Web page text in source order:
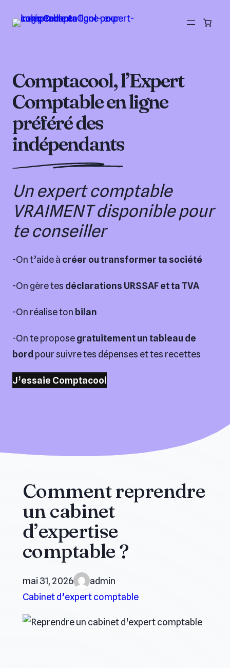
Comptacool, l’Expert
Comptable en ligne
préféré des
indépendants
Un expert comptable
VRAIMENT disponible pour
te conseiller
-On t’aide à créer ou transformer ta société
-On gère tes déclarations URSSAF et ta TVA
-On réalise ton bilan
-On te proposegratuitement un tableau de
bord pour suivre tes dépenses et tes recettes
J’essaie Comptacool
Comment reprendre
un cabinet
d’expertise
comptable ?
mai 31, 2026
admin
Cabinet d’expert comptable